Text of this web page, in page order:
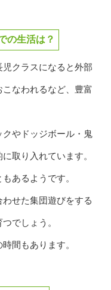
の生活は？
クラスになると外部
なわれるなど、豊富
やドッジボール・鬼
取り入れています。
あるようです。
せた集団遊びをする
でしょう。
間もあります。